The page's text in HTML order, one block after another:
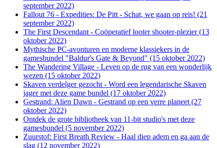
september 2022)
Fallout 76 - Expedities: De Pitt - Schat, we gaan op reis! (21
september 2022)
The First Descendant - Coöperatief looter shooter-plezier (13
oktober 2022)
Mythische PC-avonturen en moderne klassiekers in de
gamesbundel "Baldur's Gate & Beyond" (15 oktober 2022)
The Wandering Village - Leven op de rug van een wonderlijk
wezen (15 oktober 2022)
Skaven verdelger gezocht - Word een legendarische Skaven
jager met deze game bundel (17 oktober 2022)
Gestrand: Alien Dawn - Gestrand op een verre planeet (27
oktober 2022)
Ontdek de grote bibliotheek van 11-bit studio's met deze
gamesbundel (5 november 2022)
Zuurstof: First Breath Review - Haal diep adem en ga aan de
slag (12 november 2022)